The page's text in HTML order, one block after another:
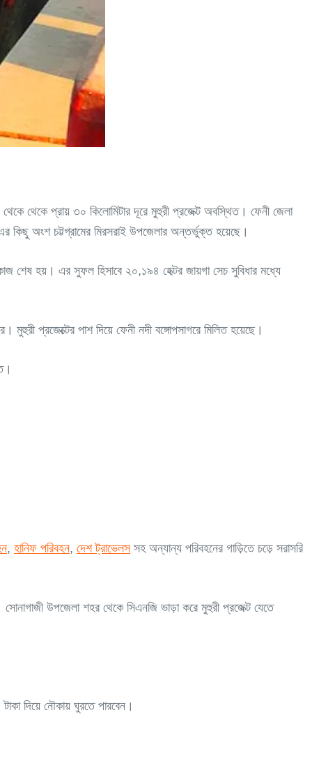
থেকে প্রায় ৩০ কিলোমিটার দূরে মুহুরী প্রজেক্ট অবস্থিত। ফেনী জেলা
কিছু অংশ চট্টগ্রামের মিরসরাই উপজেলার অন্তর্ভুক্ত হয়েছে।
শেষ হয়। এর সুফল হিসাবে ২০,১৯৪ হেক্টর জায়গা সেচ সুবিধার মধ্যে
প্রজেক্টের পাশ দিয়ে ফেনী নদী বঙ্গোপসাগরে মিলিত হয়েছে।
, হানিফ পরিবহন, দেশ ট্রাভেলসসহ অন্যান্য পরিবহনের গাড়িতে চড়ে সরাসরি
উপজেলা শহর থেকে সিএনজি ভাড়া করে মুহুরী প্রজেক্ট যেতে
দিয়ে নৌকায় ঘুরতে পারবেন।